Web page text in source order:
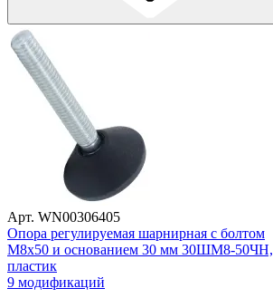
Арт. WN00306405
Опора регулируемая шарнирная с болтом
М8х50 и основанием 30 мм 30ШМ8-50ЧН,
пластик
9 модификаций